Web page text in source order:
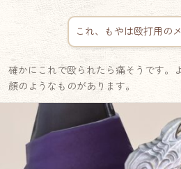
これ、もやは殴打用の
確かにこれで殴られたら痛そうです。
顔のようなものがあります。